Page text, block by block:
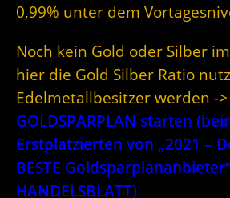
0,99% unter dem
Noch kein Gold oder Silber
hier die Gold Silber Ratio
Edelmetallbesitzer werden ->
GOLDSPARPLAN starten
Erstplatzierten von „2021 –
BESTE
HANDELSBLATT)